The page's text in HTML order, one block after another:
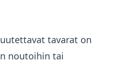
tavarat on
noutoihin tai